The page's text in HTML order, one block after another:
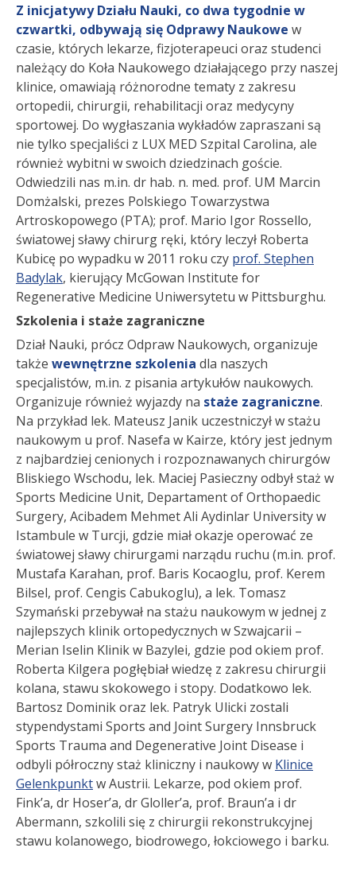
Z inicjatywy Działu Nauki, co dwa tygodnie w
czwartki, odbywają się Odprawy Naukowe w
czasie, których lekarze, fizjoterapeuci oraz studenci
należący do Koła Naukowego działającego przy naszej
klinice, omawiają różnorodne tematy z zakresu
ortopedii, chirurgii, rehabilitacji oraz medycyny
sportowej. Do wygłaszania wykładów zapraszani są
nie tylko specjaliści z LUX MED Szpital Carolina, ale
również wybitni w swoich dziedzinach goście.
Odwiedzili nas m.in. dr hab. n. med. prof. UM Marcin
Domżalski, prezes Polskiego Towarzystwa
Artroskopowego (PTA); prof. Mario Igor Rossello,
światowej sławy chirurg ręki, który leczył Roberta
Kubicę po wypadku w 2011 roku czy prof. Stephen
Badylak, kierujący McGowan Institute for
Regenerative Medicine Uniwersytetu w Pittsburghu.
Szkolenia i staże zagraniczne
Dział Nauki, prócz Odpraw Naukowych, organizuje
także wewnętrzne szkolenia dla naszych
specjalistów, m.in. z pisania artykułów naukowych.
Organizuje również wyjazdy na staże zagraniczne.
Na przykład lek. Mateusz Janik uczestniczył w stażu
naukowym u prof. Nasefa w Kairze, który jest jednym
z najbardziej cenionych i rozpoznawanych chirurgów
Bliskiego Wschodu, lek. Maciej Pasieczny odbył staż w
Sports Medicine Unit, Departament of Orthopaedic
Surgery, Acibadem Mehmet Ali Aydinlar University w
Istambule w Turcji, gdzie miał okazje operować ze
światowej sławy chirurgami narządu ruchu (m.in. prof.
Mustafa Karahan, prof. Baris Kocaoglu, prof. Kerem
Bilsel, prof. Cengis Cabukoglu), a lek. Tomasz
Szymański przebywał na stażu naukowym w jednej z
najlepszych klinik ortopedycznych w Szwajcarii –
Merian Iselin Klinik w Bazylei, gdzie pod okiem prof.
Roberta Kilgera pogłębiał wiedzę z zakresu chirurgii
kolana, stawu skokowego i stopy. Dodatkowo lek.
Bartosz Dominik oraz lek. Patryk Ulicki zostali
stypendystami Sports and Joint Surgery Innsbruck
Sports Trauma and Degenerative Joint Disease i
odbyli półroczny staż kliniczny i naukowy w Klinice
Gelenkpunktw Austrii. Lekarze, pod okiem prof.
Fink’a, dr Hoser’a, dr Gloller’a, prof. Braun’a i dr
Abermann, szkolili się z chirurgii rekonstrukcyjnej
stawu kolanowego, biodrowego, łokciowego i barku.